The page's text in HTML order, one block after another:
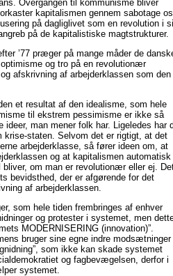
Overgangen til kommunisme bliver
kapitalismen gennem sabotage
på dagliglivet som en revolution i
på de kapitalistiske magtstrukturer.
’77 præger på mange måder de
og tro på en revolutionær
afskrivning af arbejderklassen som den
et resultat af den idealisme, som hele
til ekstrem pessimisme er ikke så
ideer, man mener folk har. Ligeledes har
krise-staten. Selvom det er rigtigt, at det
arbejderklasse, så fører ideen om, at
og at kapitalismen automatisk
om man er revolutionær eller ej.
bevidsthed, der er afgørende for det
af arbejderklassen.
som hele tiden frembringes af enhver
og protester i systemet, men
MODERNISERING (innovation)”.
bruger sine egne indre modsætninger
som ikke kan skade systemet
og fagbevægelsen, derfor i
systemet.